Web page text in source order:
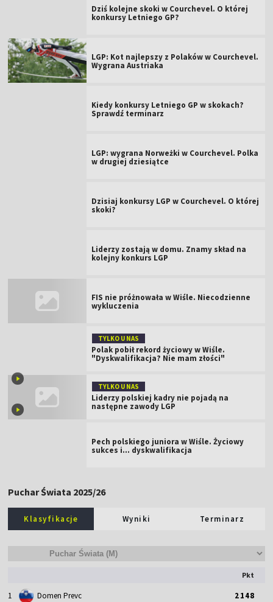
Dziś kolejne skoki w Courchevel. O której
konkursy Letniego GP?
LGP: Kot najlepszy z Polaków w Courchevel.
Wygrana Austriaka
Kiedy konkursy Letniego GP w skokach?
Sprawdź terminarz
LGP: wygrana Norweżki w Courchevel. Polka
w drugiej dziesiątce
Dzisiaj konkursy LGP w Courchevel. O której
skoki?
Liderzy zostają w domu. Znamy skład na
kolejny konkurs LGP
FIS nie próżnowała w Wiśle. Niecodzienne
wykluczenia
TYLKO U NAS
Polak pobił rekord życiowy w Wiśle.
"Dyskwalifikacja? Nie mam złości"
TYLKO U NAS
Liderzy polskiej kadry nie pojadą na
następne zawody LGP
Pech polskiego juniora w Wiśle. Życiowy
sukces i... dyskwalifikacja
Puchar Świata 2025/26
Klasyfikacje Wyniki Terminarz
Pkt
1 Domen Prevc 2148